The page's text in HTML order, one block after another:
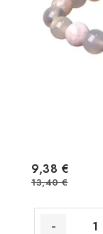
9,38 €
13,40 €